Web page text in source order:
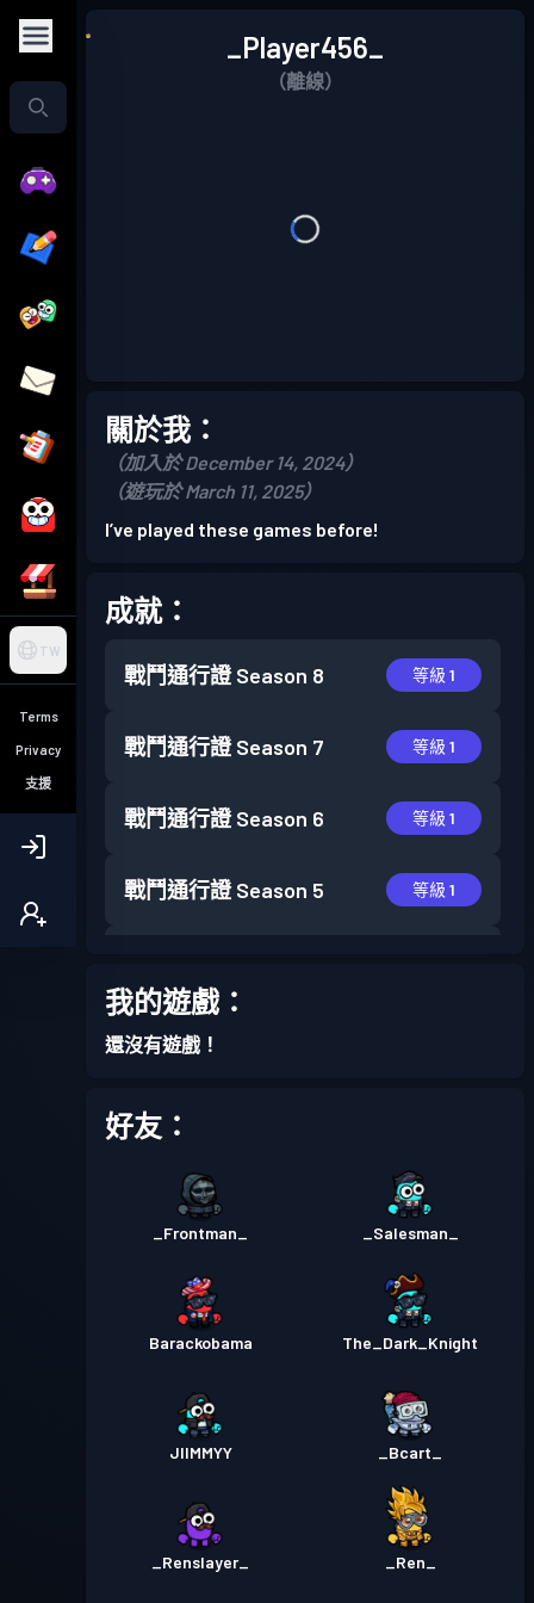
TW
Terms
Privacy
支援
_Player456_
（離線）
關於我：
（加入於 December 14, 2024）
（遊玩於 March 11, 2025）
I’ve played these games before!
成就：
戰鬥通行證 Season 8 等級 1
戰鬥通行證 Season 7 等級 1
戰鬥通行證 Season 6 等級 1
戰鬥通行證 Season 5 等級 1
戰鬥通行證
戰鬥通行證
我的遊戲：
還沒有遊戲！
好友：
_Frontman_ _Salesman_
Barackobama The_Dark_Knight
JIIMMYY _Bcart_
_Renslayer_ _Ren_